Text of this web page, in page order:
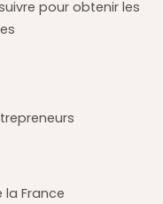
pour obtenir les
la France